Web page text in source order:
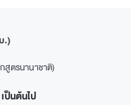
.)
สูตรนานาชาติ)
ป็นต้นไป